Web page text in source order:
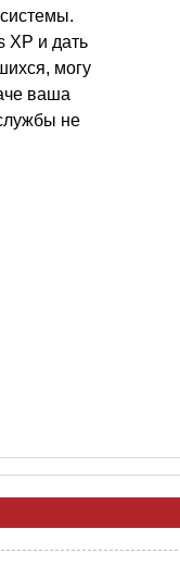
XP и дать
могу
ваша
не